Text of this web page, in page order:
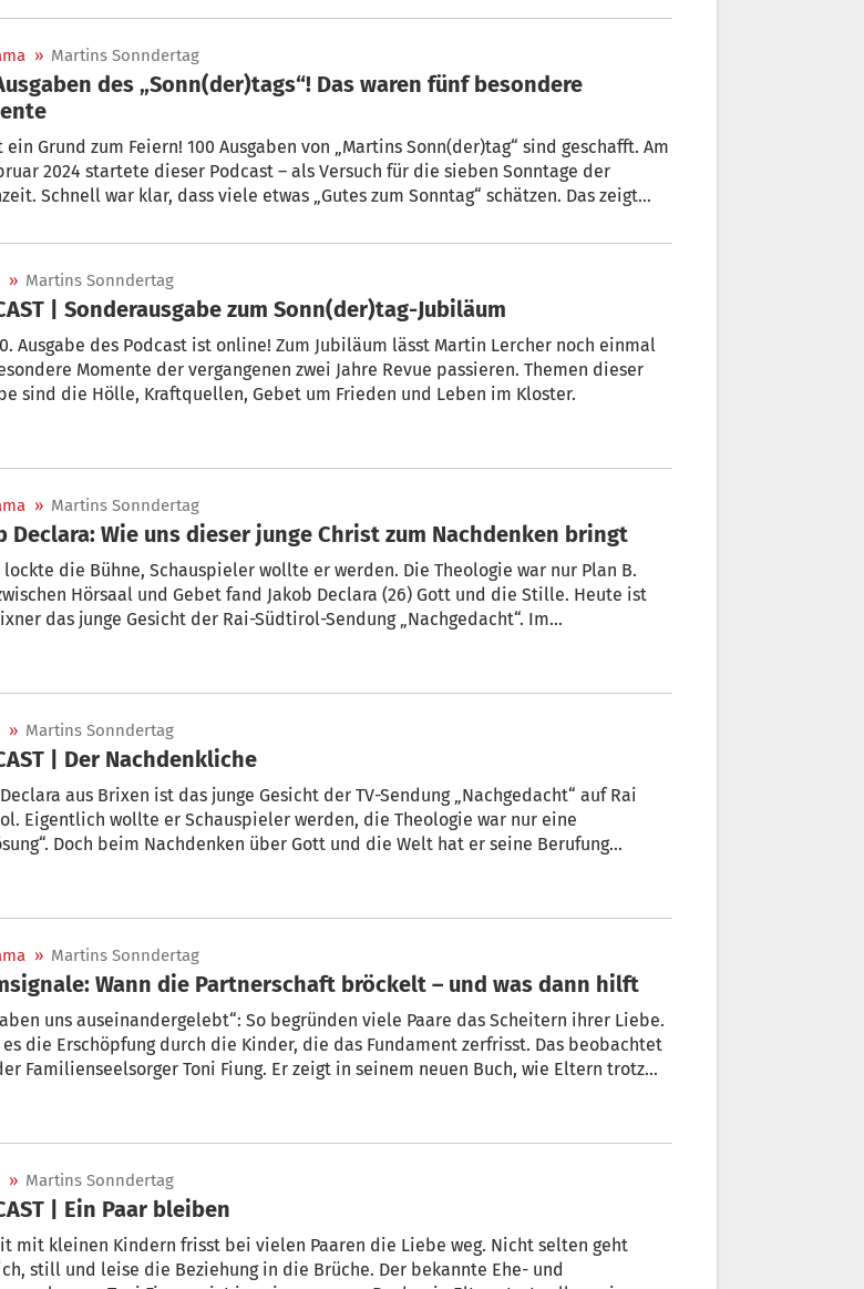
» Martins Sonndertag
des „Sonn(der)tags“! Das waren fünf besondere
ein Grund zum Feiern! 100 Ausgaben von „Martins Sonn(der)tag“ sind geschafft. Am
2024 startete dieser Podcast – als Versuch für die sieben Sonntage der
Schnell war klar, dass viele etwas „Gutes zum Sonntag“ schätzen. Das zeigt
fünf besondere „Sonn(der)tag“-Momente zum Wiederhören.
» Martins Sonndertag
| Sonderausgabe zum Sonn(der)tag-Jubiläum
Ausgabe des Podcast ist online! Zum Jubiläum lässt Martin Lercher noch einmal
Momente der vergangenen zwei Jahre Revue passieren. Themen dieser
sind die Hölle, Kraftquellen, Gebet um Frieden und Leben im Kloster.
» Martins Sonndertag
Declara: Wie uns dieser junge Christ zum Nachdenken bringt
lockte die Bühne, Schauspieler wollte er werden. Die Theologie war nur Plan B.
Hörsaal und Gebet fand Jakob Declara (26) Gott und die Stille. Heute ist
das junge Gesicht der Rai-Südtirol-Sendung „Nachgedacht“. Im
– und warum er lieber Religionslehrer als Priester wird.
» Martins Sonndertag
| Der Nachdenkliche
aus Brixen ist das junge Gesicht der TV-Sendung „Nachgedacht“ auf Rai
Eigentlich wollte er Schauspieler werden, die Theologie war nur eine
Doch beim Nachdenken über Gott und die Welt hat er seine Berufung
» Martins Sonndertag
Wann die Partnerschaft bröckelt – und was dann hilft
uns auseinandergelebt“: So begründen viele Paare das Scheitern ihrer Liebe.
die Erschöpfung durch die Kinder, die das Fundament zerfrisst. Das beobachtet
Familienseelsorger Toni Fiung. Er zeigt in seinem neuen Buch, wie Eltern trotz
» Martins Sonndertag
| Ein Paar bleiben
mit kleinen Kindern frisst bei vielen Paaren die Liebe weg. Nicht selten geht
still und leise die Beziehung in die Brüche. Der bekannte Ehe- und